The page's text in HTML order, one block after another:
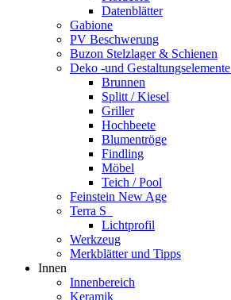
Datenblätter
Gabione
PV Beschwerung
Buzon Stelzlager & Schienen
Deko -und Gestaltungselemente
Brunnen
Splitt / Kiesel
Griller
Hochbeete
Blumentröge
Findling
Möbel
Teich / Pool
Feinstein New Age
Terra S
Lichtprofil
Werkzeug
Merkblätter und Tipps
Innen
Innenbereich
Keramik